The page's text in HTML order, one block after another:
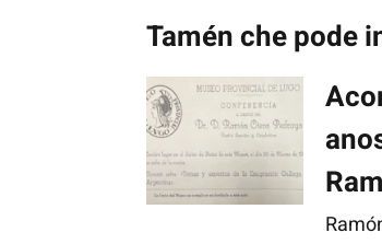
Tamén che pode